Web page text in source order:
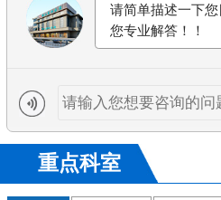
请简单描述一下
您专业解答！！
重点科室